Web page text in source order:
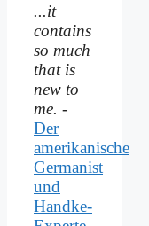
...it
contains
so much
that is
new to
me. -
Der
amerikanische
Germanist
und
Handke-